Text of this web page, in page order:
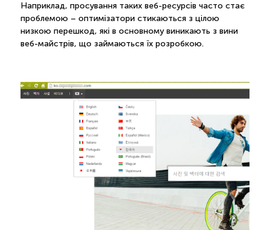
Наприклад, просування таких веб-ресурсів часто стає
проблемою – оптимізатори стикаються з цілою
низкою перешкод, які в основному виникають з вини
веб-майстрів, що займаються їх розробкою.